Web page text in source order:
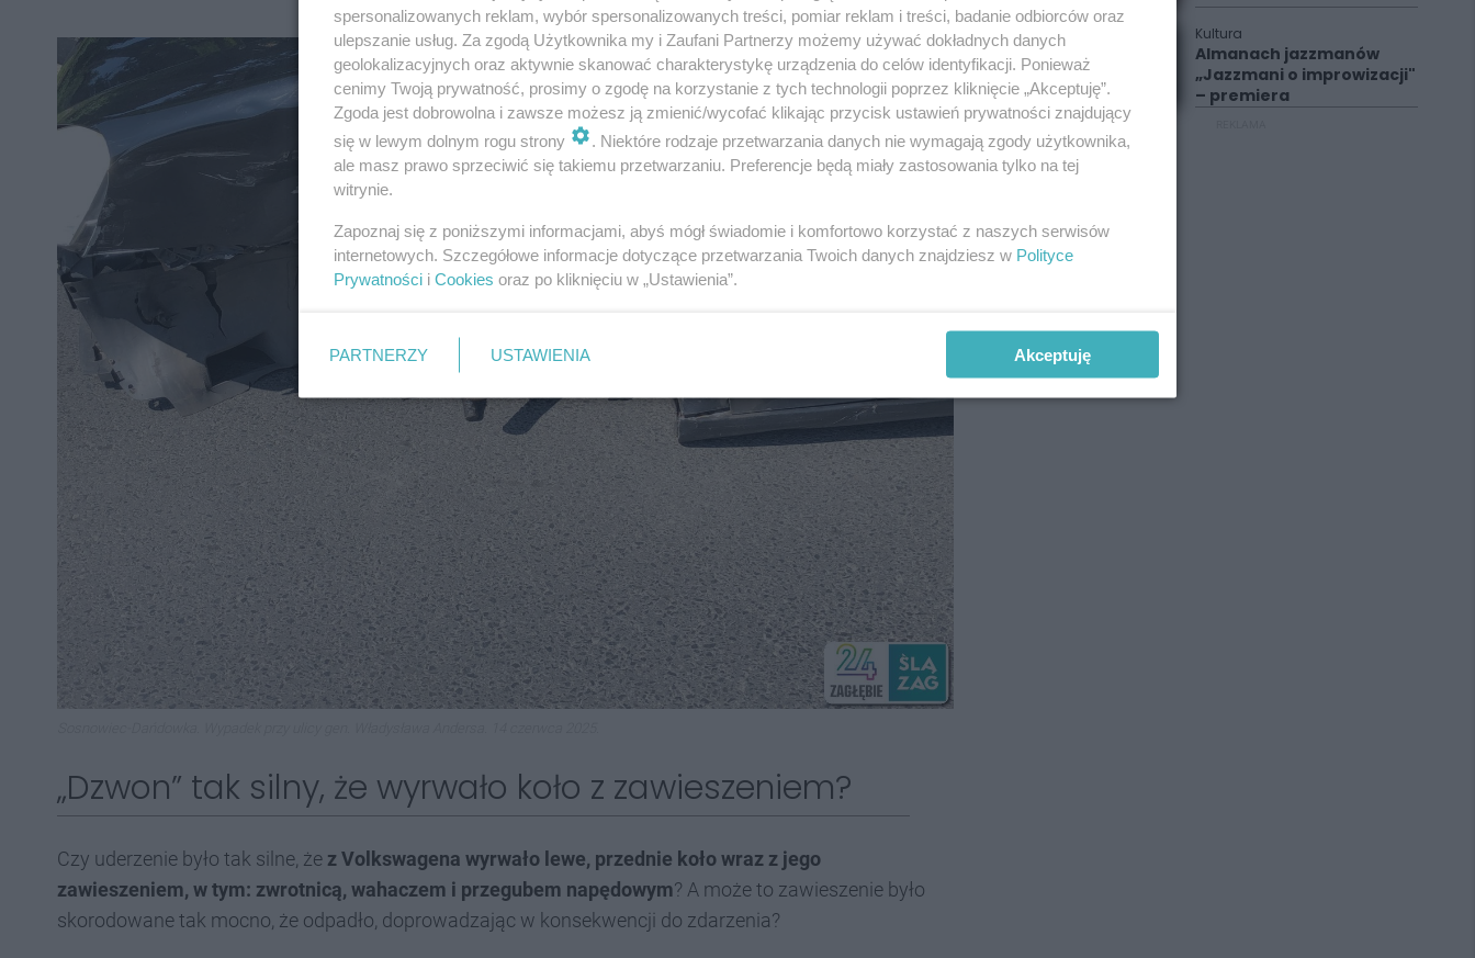
„Dzwon” tak silny, że wyrwało koło z zawieszeniem?
Czy uderzenie było tak silne, że z Volkswagena wyrwało lewe, przednie koło wraz z jego
zawieszeniem, w tym: zwrotnicą, wahaczem i przegubem napędowym? A może to zawieszenie było
skorodowane tak mocno, że odpadło, doprowadzając w konsekwencji do zdarzenia?
Kultura
Almanach jazzmanów
„Jazzmani o improwizacji"
– premiera
spersonalizowanych reklam, wybór spersonalizowanych treści, pomiar reklam i treści, badanie odbiorców oraz
ulepszanie usług. Za zgodą Użytkownika my i Zaufani Partnerzy możemy używać dokładnych danych
geolokalizacyjnych oraz aktywnie skanować charakterystykę urządzenia do celów identyfikacji. Ponieważ
cenimy Twoją prywatność, prosimy o zgodę na korzystanie z tych technologii poprzez kliknięcie „Akceptuję”.
Zgoda jest dobrowolna i zawsze możesz ją zmienić/wycofać klikając przycisk ustawień prywatności znajdujący
się w lewym dolnym rogu strony
. Niektóre rodzaje przetwarzania danych nie wymagają zgody użytkownika,
ale masz prawo sprzeciwić się takiemu przetwarzaniu. Preferencje będą miały zastosowania tylko na tej
witrynie.
Zapoznaj się z poniższymi informacjami, abyś mógł świadomie i komfortowo korzystać z naszych serwisów
internetowych. Szczegółowe informacje dotyczące przetwarzania Twoich danych znajdziesz w Polityce
Prywatności i Cookies oraz po kliknięciu w „Ustawienia”.
PARTNERZY USTAWIENIA Akceptuję